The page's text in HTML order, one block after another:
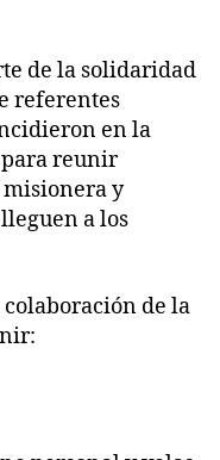
de la solidaridad
referentes
en la
reunir
misionera y
a los
de la